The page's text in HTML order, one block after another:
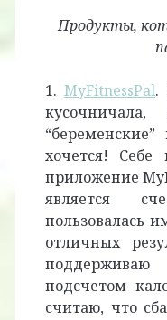
Продукты,
1.MyFitnessPal.
хочется!
приложение
является
пользовалась
отличных
подсчетом
считаю, что